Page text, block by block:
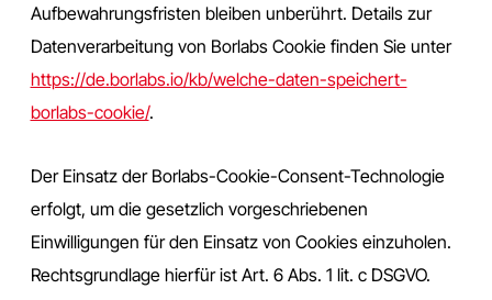
Aufbewahrungsfristen bleiben unberührt. Details zur
Datenverarbeitung von Borlabs Cookie finden Sie unter
https://de.borlabs.io/kb/welche-daten-speichert-
borlabs-cookie/.
Der Einsatz der Borlabs-Cookie-Consent-Technologie
erfolgt, um die gesetzlich vorgeschriebenen
Einwilligungen für den Einsatz von Cookies einzuholen.
Rechtsgrundlage hierfür ist Art. 6 Abs. 1 lit. c DSGVO.